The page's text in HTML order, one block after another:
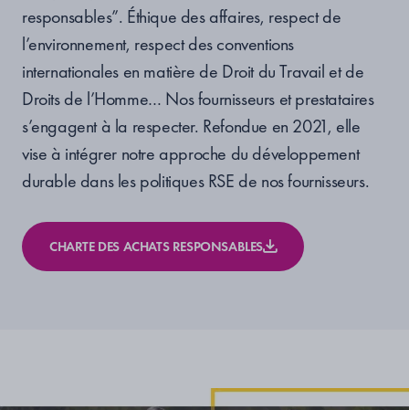
responsables”. Éthique des affaires, respect de
l’environnement, respect des conventions
internationales en matière de Droit du Travail et de
Droits de l’Homme… Nos fournisseurs et prestataires
s’engagent à la respecter. Refondue en 2021, elle
vise à intégrer notre approche du développement
durable dans les politiques RSE de nos fournisseurs.
CHARTE DES ACHATS RESPONSABLES